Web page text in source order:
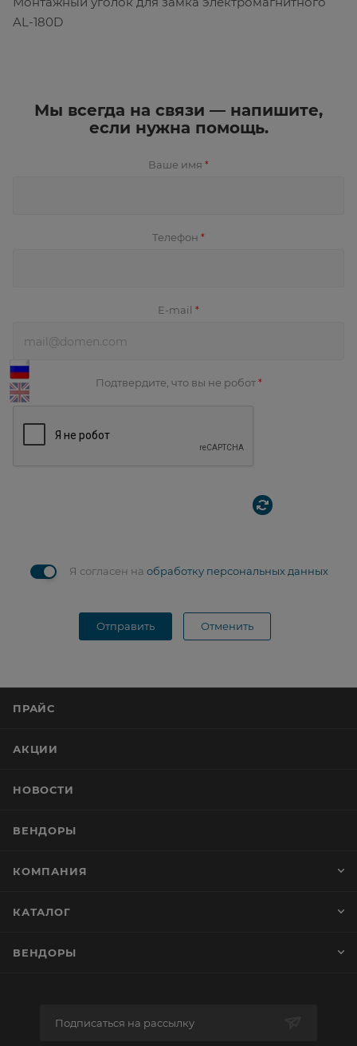
AL-180D
Мы всегда на связи — напишите,
если нужна помощь.
Ваше имя *
Телефон *
E-mail *
Подтвердите, что вы не робот *
Я согласен на обработку персональных данных
Отправить Отменить
ПРАЙС
АКЦИИ
НОВОСТИ
ВЕНДОРЫ
КОМПАНИЯ
КАТАЛОГ
ВЕНДОРЫ
Подписаться на рассылку